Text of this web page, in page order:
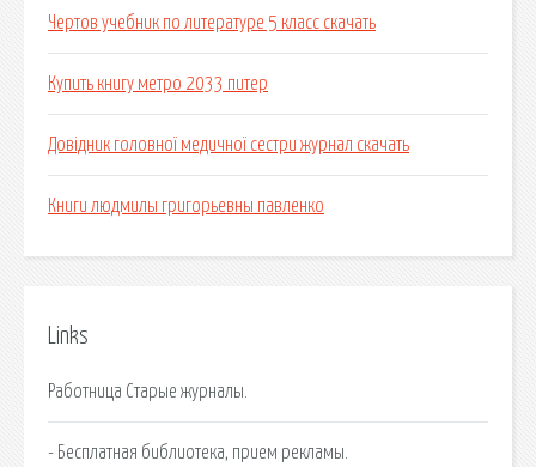
Чертов учебник по литературе 5 класс скачать
Купить книгу метро 2033 питер
Довідник головної медичної сестри журнал скачать
Книги людмилы григорьевны павленко
Links
Работница Старые журналы.
- Бесплатная библиотека, прием рекламы.